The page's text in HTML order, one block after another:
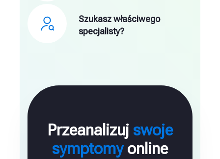
Szukasz właściwego
specjalisty?
Przeanalizuj swoje
symptomyonline